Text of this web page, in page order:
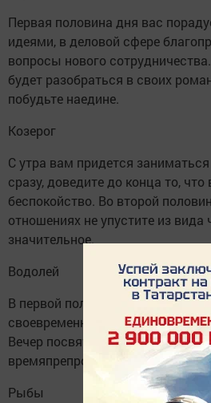
Первая половина дня вас
идеями, в деловой сфере
вопросы нового
будет разобраться в своих
побудьте наедине.
Козерог
С утра вам придется
сразу, доведите до конца то,
беспокойство. Во второй
отношениях не упустите из вида
значительное.
Водолей
В первой половине дня
своевременного выполнения
Вечер посвятите приятному и
времяпрепровождению,
Рыбы